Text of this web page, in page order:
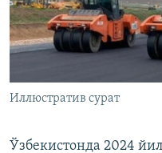
Иллюстратив сурат
Ўзбекистонда 2024